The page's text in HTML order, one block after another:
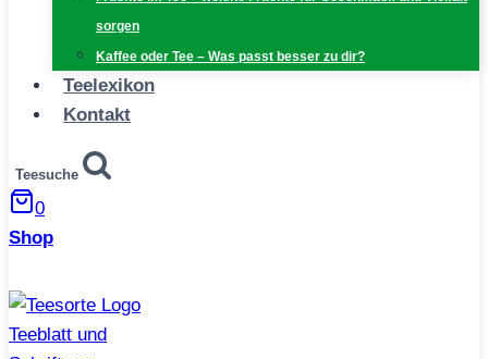
sorgen
Kaffee oder Tee – Was passt besser zu dir?
Teelexikon
Kontakt
Teesuche
0
Shop